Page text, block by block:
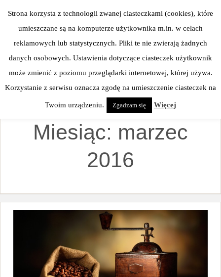
content
Miesiąc: marzec
2016
Strona korzysta z technologii zwanej ciasteczkami (cookies), które
umieszczane są na komputerze użytkownika m.in. w celach
reklamowych lub statystycznych. Pliki te nie zwierają żadnych
danych osobowych. Ustawienia dotyczące ciasteczek użytkownik
może zmienić z poziomu przeglądarki internetowej, której używa.
Korzystanie z serwisu oznacza zgodę na umieszczenie ciasteczek na
Twoim urządzeniu. Zgadzam się Więcej